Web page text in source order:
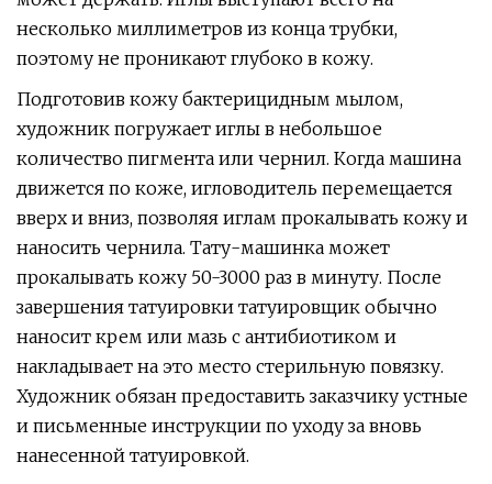
несколько миллиметров из конца трубки,
поэтому не проникают глубоко в кожу.
Подготовив кожу бактерицидным мылом,
художник погружает иглы в небольшое
количество пигмента или чернил. Когда машина
движется по коже, игловодитель перемещается
вверх и вниз, позволяя иглам прокалывать кожу и
наносить чернила. Тату-машинка может
прокалывать кожу 50-3000 раз в минуту. После
завершения татуировки татуировщик обычно
наносит крем или мазь с антибиотиком и
накладывает на это место стерильную повязку.
Художник обязан предоставить заказчику устные
и письменные инструкции по уходу за вновь
нанесенной татуировкой.